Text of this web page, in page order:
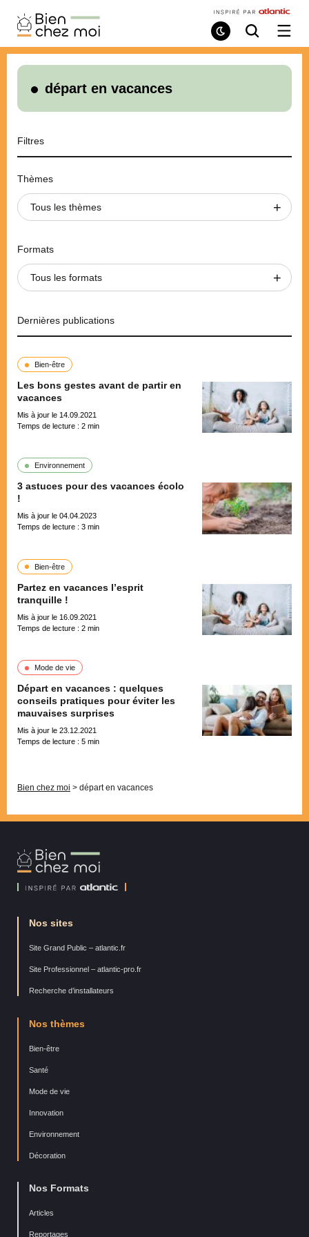
Bien
Chez
Moi
Mode
de
Recherche
/
le
départ en vacances
Filtres
Thèmes
Tous les thèmes
Formats
Tous les formats
Dernières publications
Bien-être
Les bons gestes avant de partir en
vacances
Mis à jour le 14.09.2021
Temps de lecture : 2 min
Environnement
3 astuces pour des vacances écolo
!
Mis à jour le 04.04.2023
Temps de lecture : 3 min
Bien-être
Partez en vacances l’esprit
tranquille !
Mis à jour le 16.09.2021
Temps de lecture : 2 min
Mode de vie
Départ en vacances : quelques
conseils pratiques pour éviter les
mauvaises surprises
Mis à jour le 23.12.2021
Temps de lecture : 5 min
Bien chez moi > départ en vacances
Bien
Chez
Nos sites
Site Grand Public – atlantic.fr
Site Professionnel – atlantic-pro.fr
Recherche d’installateurs
Nos thèmes
Bien-être
Santé
Mode de vie
Innovation
Environnement
Décoration
Nos Formats
Articles
Reportages